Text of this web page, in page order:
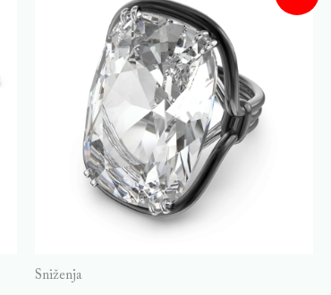
Sniženja